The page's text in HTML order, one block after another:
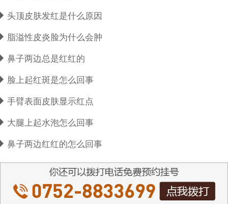
头顶皮肤发红是什么原因
脂溢性皮炎脸为什么会肿
鼻子两边总是红红的
脸上起红斑是怎么回事
手臂表面皮肤显示红点
大腿上起水泡怎么回事
鼻子两边红红的怎么回事